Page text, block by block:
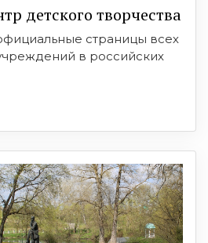
детского творчества
страницы всех
в российских